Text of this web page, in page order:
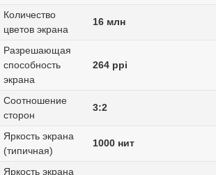
Количество
цветов экрана
16 млн
Разрешающая
способность
экрана
264 ppi
Соотношение
сторон
3:2
Яркость экрана
(типичная)
1000 нит
Яркость экрана